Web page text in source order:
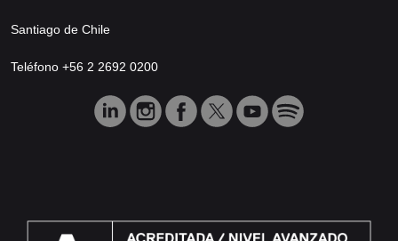
Santiago de Chile
Teléfono +56 2 2692 0200